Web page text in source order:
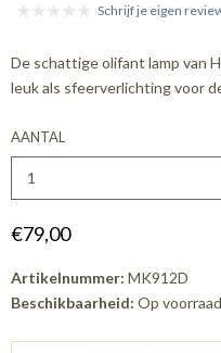
Schrijf je eigen
De schattige olifant lamp van
leuk als sfeerverlichting voor
AANTAL
€79,00
Artikelnummer: MK912D
Beschikbaarheid: Op voorraad